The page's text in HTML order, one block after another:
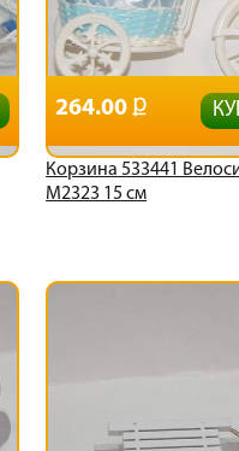
Корзина 533441
М2323 15 см
264.00